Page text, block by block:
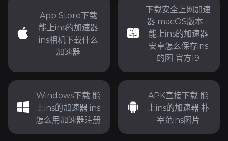
App Store下载
能上ins的加速器
ins相机下载什么
加速器
下载安全上网加速
器 macOS版本 –
能上ins的加速器
安卓怎么保存ins
的图 官方19
Windows下载 能
上ins的加速器 ins
怎么用加速器注册
APK直接下载 能
上ins的加速器 朴
宰范ins图片